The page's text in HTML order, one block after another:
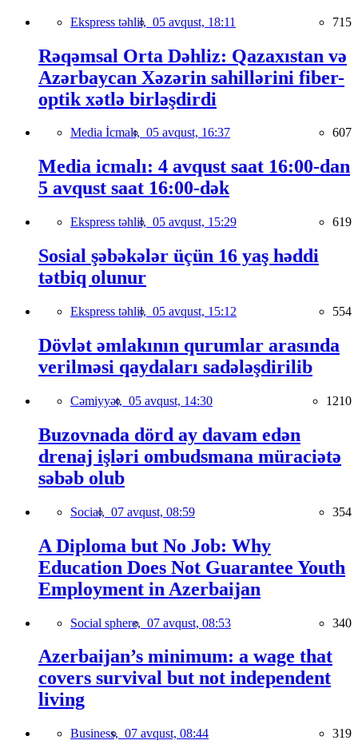
Ekspress təhlil, 05 avqust, 18:11 715
Rəqəmsal Orta Dəhliz: Qazaxıstan və
Azərbaycan Xəzərin sahillərini fiber-
optik xətlə birləşdirdi
Media İcmalı, 05 avqust, 16:37 607
Media icmalı: 4 avqust saat 16:00-dan
5 avqust saat 16:00-dək
Ekspress təhlil, 05 avqust, 15:29 619
Sosial şəbəkələr üçün 16 yaş həddi
tətbiq olunur
Ekspress təhlil, 05 avqust, 15:12 554
Dövlət əmlakının qurumlar arasında
verilməsi qaydaları sadələşdirilib
Cəmiyyət, 05 avqust, 14:30 1210
Buzovnada dörd ay davam edən
drenaj işləri ombudsmana müraciətə
səbəb olub
Social, 07 avqust, 08:59 354
A Diploma but No Job: Why
Education Does Not Guarantee Youth
Employment in Azerbaijan
Social sphere, 07 avqust, 08:53 340
Azerbaijan’s minimum: a wage that
covers survival but not independent
living
Business, 07 avqust, 08:44 319